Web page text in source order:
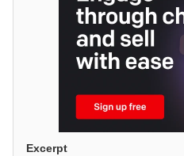
Excerpt